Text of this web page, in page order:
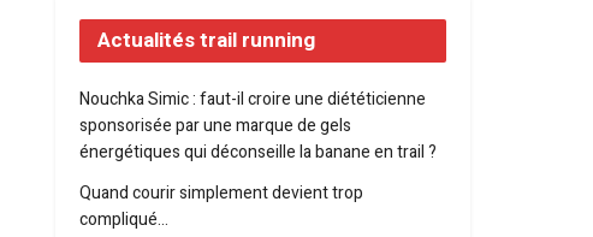
Actualités trail running
Nouchka Simic : faut-il croire une diététicienne
sponsorisée par une marque de gels
énergétiques qui déconseille la banane en trail ?
Quand courir simplement devient trop
compliqué…